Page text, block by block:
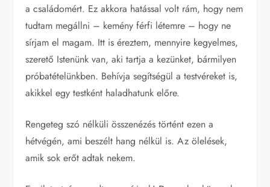
a családomért. Ez akkora hatással volt rám, hogy nem
tudtam megállni – kemény férfi létemre – hogy ne
sírjam el magam. Itt is éreztem, mennyire kegyelmes,
szerető Istenünk van, aki tartja a kezünket, bármilyen
próbatételünkben. Behívja segítségül a testvéreket is,
akikkel egy testként haladhatunk előre.
Rengeteg szó nélküli összenézés történt ezen a
hétvégén, ami beszélt hang nélkül is. Az ölelések,
amik sok erőt adtak nekem.